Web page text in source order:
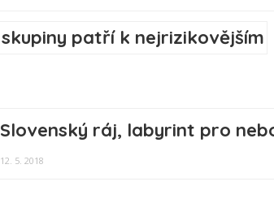
Slovenský ráj, labyrint pro
12. 5. 2018